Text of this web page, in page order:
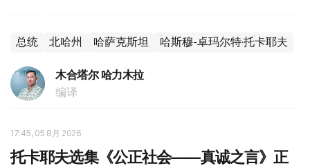
总统 北哈州 哈萨克斯坦 哈斯穆-卓玛尔特·托卡耶夫
木合塔尔 哈力木拉
编译
17:45, 05 8月 2026
托卡耶夫选集《公正社会——真诚之言》正